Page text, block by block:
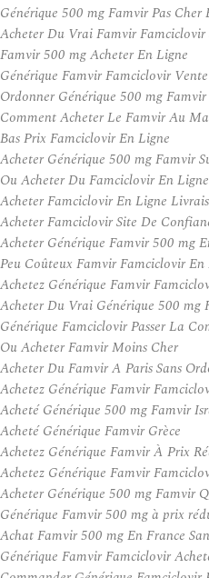
Générique 500 mg Famvir Pas Cher
Acheter Du Vrai Famvir Famciclovir
Famvir 500 mg Acheter En Ligne
Générique Famvir Famciclovir
Ordonner Générique 500 mg
Comment Acheter Le Famvir Au
Bas Prix Famciclovir En Ligne
Acheter Générique 500 mg Famvir
Ou Acheter Du Famciclovir En
Acheter Famciclovir En Ligne
Acheter Famciclovir Site De
Acheter Générique Famvir 500 mg
Peu Coûteux Famvir Famciclovir En
Achetez Générique Famvir
Acheter Du Vrai Générique 500 mg
Générique Famciclovir Passer La
Ou Acheter Famvir Moins Cher
Acheter Du Famvir A Paris Sans
Achetez Générique Famvir
Acheté Générique 500 mg Famvir
Acheté Générique Famvir Grèce
Achetez Générique Famvir À Prix
Achetez Générique Famvir
Acheter Générique 500 mg Famvir
Générique Famvir 500 mg à prix
Achat Famvir 500 mg En France
Générique Famvir Famciclovir